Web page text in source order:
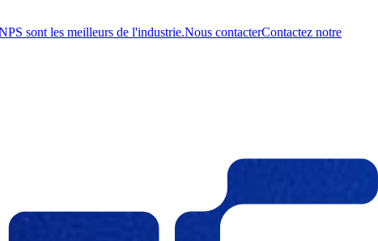
sont les meilleurs de l'industrie.Nous contacterContactez notre